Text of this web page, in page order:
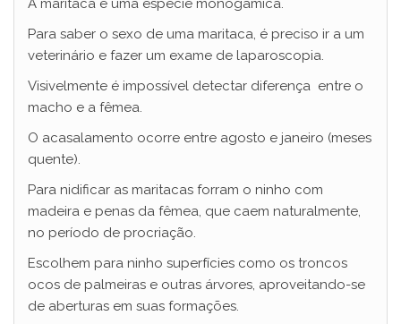
A maritaca é uma espécie monogâmica.
Para saber o sexo de uma maritaca, é preciso ir a um
veterinário e fazer um exame de laparoscopia.
Visivelmente é impossível detectar diferença entre o
macho e a fêmea.
O acasalamento ocorre entre agosto e janeiro (meses
quente).
Para nidificar as maritacas forram o ninho com
madeira e penas da fêmea, que caem naturalmente,
no período de procriação.
Escolhem para ninho superfícies como os troncos
ocos de palmeiras e outras árvores, aproveitando-se
de aberturas em suas formações.